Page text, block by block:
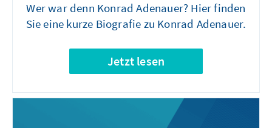
Wer war denn Konrad Adenauer? Hier finden
Sie eine kurze Biografie zu Konrad Adenauer.
Jetzt lesen